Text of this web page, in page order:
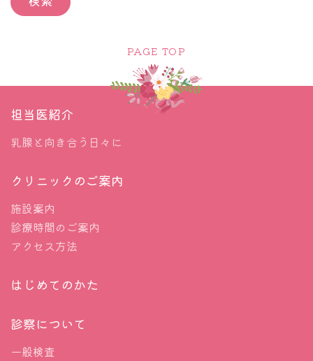
PAGE TOP
担当医紹介
乳腺と向き合う日々に
クリニックのご案内
施設案内
診療時間のご案内
アクセス方法
はじめてのかた
診察について
一般検査